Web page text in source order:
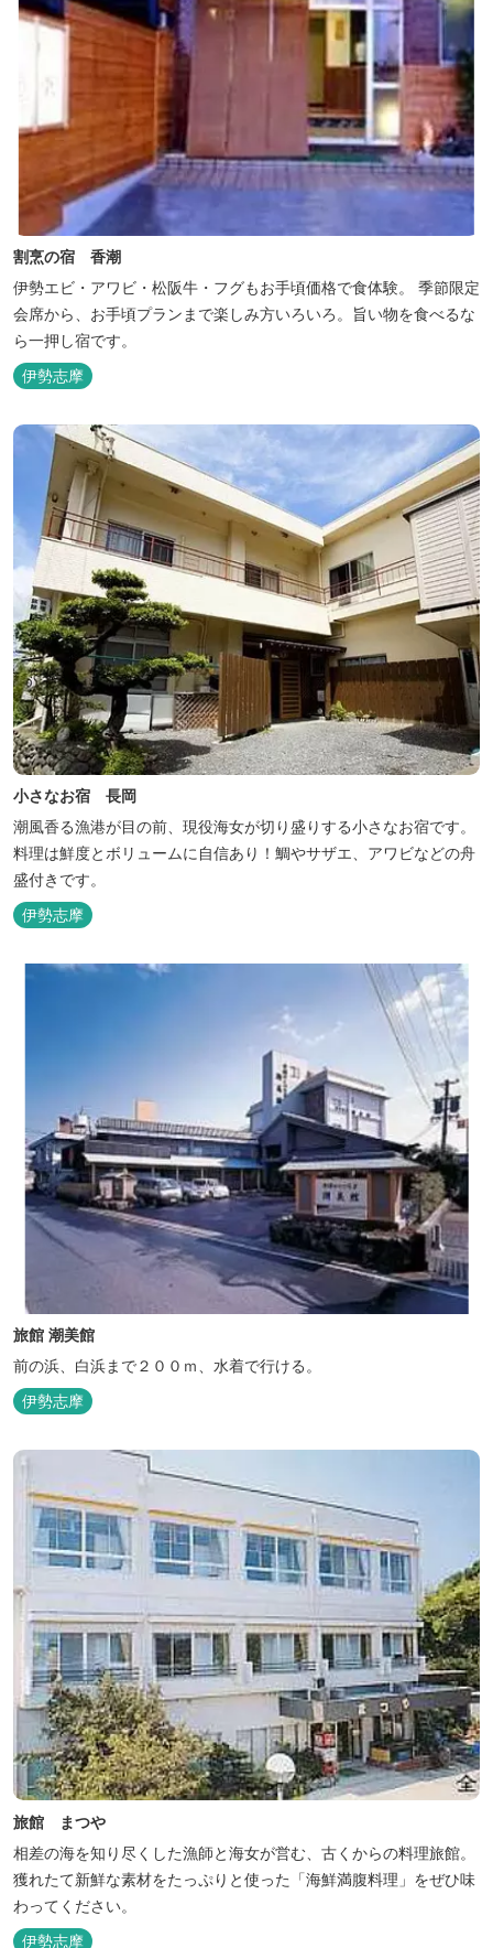
割烹の宿 香潮
伊勢エビ・アワビ・松阪牛・フグもお手頃価格で食体験。 季節限定
会席から、お手頃プランまで楽しみ方いろいろ。旨い物を食べるな
ら一押し宿です。
伊勢志摩
小さなお宿 長岡
潮風香る漁港が目の前、現役海女が切り盛りする小さなお宿です。
料理は鮮度とボリュームに自信あり！鯛やサザエ、アワビなどの舟
盛付きです。
伊勢志摩
旅館 潮美館
前の浜、白浜まで２００ｍ、水着で行ける。
伊勢志摩
旅館 まつや
相差の海を知り尽くした漁師と海女が営む、古くからの料理旅館。
獲れたて新鮮な素材をたっぷりと使った「海鮮満腹料理」をぜひ味
わってください。
伊勢志摩